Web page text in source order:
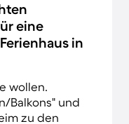
eine
in
wollen.
Balkons" und
zu den